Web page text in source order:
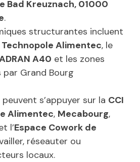
Bad Kreuznach, 01000
.
structurantes incluent
Technopole Alimentec, le
A40 et les zones
par Grand Bourg
s’appuyer sur la CCI
Alimentec, Mecabourg,
l’Espace Cowork de
réseauter ou
locaux.